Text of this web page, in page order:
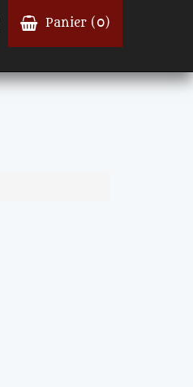
Panier ( 0)